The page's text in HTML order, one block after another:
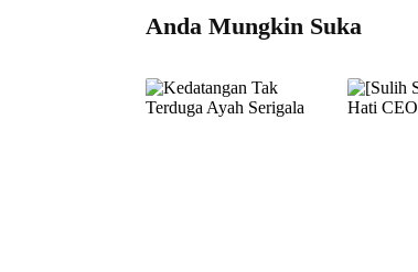
Anda Mungkin Suka